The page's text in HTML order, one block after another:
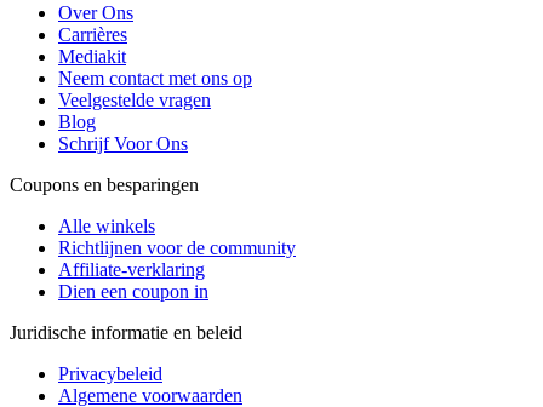
Over Ons
Carrières
Mediakit
Neem contact met ons op
Veelgestelde vragen
Blog
Schrijf Voor Ons
Coupons en besparingen
Alle winkels
Richtlijnen voor de community
Affiliate-verklaring
Dien een coupon in
Juridische informatie en beleid
Privacybeleid
Algemene voorwaarden